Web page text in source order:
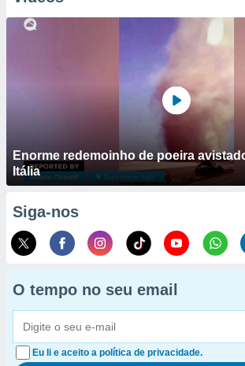
Enorme redemoinho de poeira
Itália
Siga-nos
O tempo no seu email
Eu li e aceito a política de privacidade.